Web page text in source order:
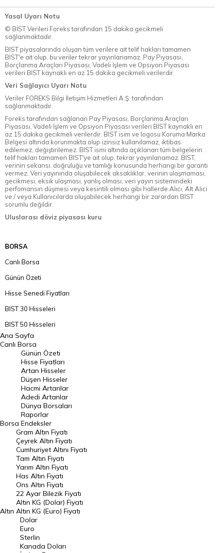
Yasal Uyarı Notu
© BİST Verileri Foreks tarafından 15 dakika gecikmeli
sağlanmaktadır.
BIST piyasalarında oluşan tüm verilere ait telif hakları tamamen
BIST'e ait olup, bu veriler tekrar yayınlanamaz. Pay Piyasası,
Borçlanma Araçları Piyasası, Vadeli İşlem ve Opsiyon Piyasası
verileri BIST kaynaklı en az 15 dakika gecikmeli verilerdir.
Veri Sağlayıcı Uyarı Notu
Veriler FOREKS Bilgi İletişim Hizmetleri A.Ş. tarafından
sağlanmaktadır.
Foreks tarafından sağlanan Pay Piyasası, Borçlanma Araçları
Piyasası, Vadeli İşlem ve Opsiyon Piyasası verileri BIST kaynaklı en
az 15 dakika gecikmeli verilerdir. BIST isim ve logosu Koruma Marka
Belgesi altında korunmakta olup izinsiz kullanılamaz, iktibas
edilemez, değiştirilemez. BIST ismi altında açıklanan tüm belgelerin
telif hakları tamamen BIST'ye ait olup, tekrar yayınlanamaz. BIST,
verinin sekansı, doğruluğu ve tamlığı konusunda herhangi bir garanti
vermez. Veri yayınında oluşabilecek aksaklıklar, verinin ulaşmaması,
gecikmesi, eksik ulaşması, yanlış olması, veri yayın sistemindeki
perfomansın düşmesi veya kesintili olması gibi hallerde Alıcı, Alt Alıcı
ve / veya Kullanıcılarda oluşabilecek herhangi bir zarardan BIST
sorumlu değildir.
Uluslarası döviz piyasası kuru
BORSA
Canlı Borsa
Günün Özeti
Hisse Senedi Fiyatları
BIST 30 Hisseleri
BIST 50 Hisseleri
BIST 100 Hisseleri
En Çok Artan Hisseler
En Çok Düşen Hisseler
Hacmi Artanlar
Geçmiş Kapanışlar
Dünya Borsaları
Raporlar
Endeksler
DÖVİZ
Döviz Kuru
Dolar Kuru
Euro Kuru
Pound Kuru
Frank Kuru
Ana Sayfa
Canlı Borsa
Borsa
Günün Özeti
Hisse Fiyatları
Artan Hisseler
Düşen Hisseler
Hacmi Artanlar
Adedi Artanlar
Dünya Borsaları
Raporlar
Endeksler
Altın
Gram Altın Fiyatı
Çeyrek Altın Fiyatı
Cumhuriyet Altını Fiyatı
Tam Altın Fiyatı
Yarım Altın Fiyatı
Has Altın Fiyatı
Ons Altın Fiyatı
22 Ayar Bilezik Fiyatı
Altın KG (Dolar) Fiyatı
Altın KG (Euro) Fiyatı
Dolar
Euro
Sterlin
Kanada Doları